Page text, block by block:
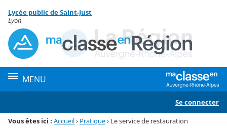
Menu de la rubrique
Contenu
Lycée public de Saint-Just
Lyon
MENU
Se connecter
Vous êtes ici : Accueil› Pratique› Le service de restauration